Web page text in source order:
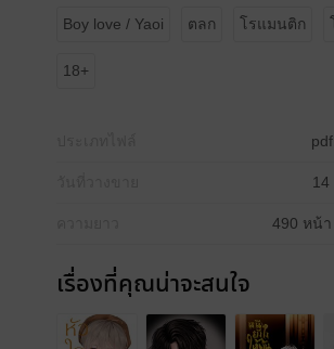
Boy love / Yaoi ตลก โรแมนติก
18+
490 หน้า
เรื่องที่คุณน่าจะสนใจ